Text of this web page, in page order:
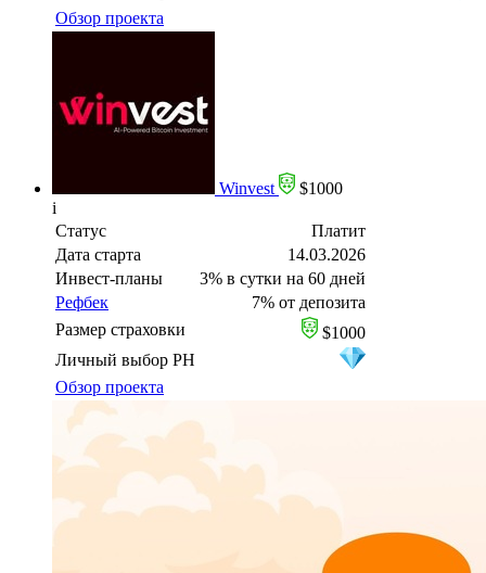
Обзор проекта
Winvest
$1000
i
Статус
Платит
Дата старта
14.03.2026
Инвест-планы
3% в сутки на 60 дней
Рефбек
7% от депозита
Размер страховки
$1000
Личный выбор PH
Обзор проекта